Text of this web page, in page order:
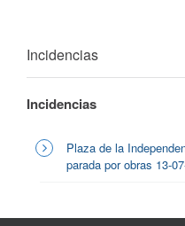
Incidencias
Incidencias
Plaza de la
parada por obras 13-